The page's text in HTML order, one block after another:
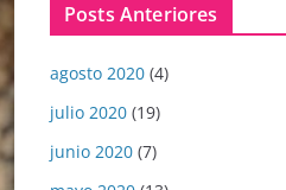
Posts Anteriores
agosto 2020 (4)
julio 2020 (19)
junio 2020 (7)